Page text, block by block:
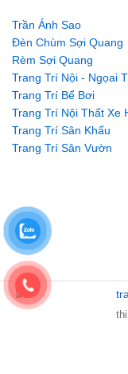
Trần Ánh Sao
Đèn Chùm Sợi Quang
Rèm Sợi Quang
Trang Trí Nội - Ngọai
Trang Trí Bể Bơi
Trang Trí Nội Thất Xe
Trang Trí Sân Khấu
Trang Trí Sân Vườn